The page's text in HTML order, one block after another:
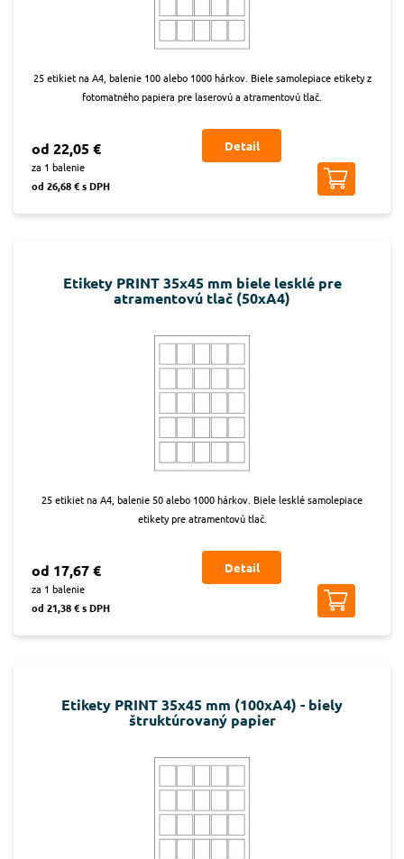
25 etikiet na A4, balenie 100 alebo 1000 hárkov. Biele samolepiace etikety z
fotomatného papiera pre laserovú a atramentovú tlač.
od 22,05 €
za 1 balenie
od 26,68 € s DPH
Detail
Etikety PRINT 35x45 mm biele lesklé pre
atramentovú tlač (50xA4)
25 etikiet na A4, balenie 50 alebo 1000 hárkov. Biele lesklé samolepiace
etikety pre atramentovú tlač.
od 17,67 €
za 1 balenie
od 21,38 € s DPH
Detail
Etikety PRINT 35x45 mm (100xA4) - biely
štruktúrovaný papier